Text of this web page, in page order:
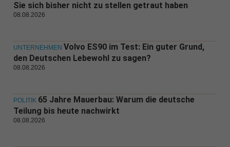
Sie sich bisher nicht zu stellen getraut haben
08.08.2026
UNTERNEHMEN Volvo ES90 im Test: Ein guter Grund,
den Deutschen Lebewohl zu sagen?
08.08.2026
POLITIK 65 Jahre Mauerbau: Warum die deutsche
Teilung bis heute nachwirkt
08.08.2026